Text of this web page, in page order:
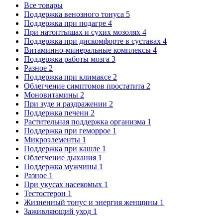
Все товары
Поддержка венозного тонуса 5
Поддержка при подагре 4
При натоптышах и сухих мозолях 4
Поддержка при дискомфорте в суставах 4
Витаминно-минеральные комплексы 4
Поддержка работы мозга 3
Разное 2
Поддержка при климаксе 2
Облегчение симптомов простатита 2
Моновитамины 2
При зуде и раздражении 2
Поддержка печени 2
Растительная поддержка организма 1
Поддержка при геморрое 1
Микроэлементы 1
Поддержка при кашле 1
Облегчение дыхания 1
Поддержка мужчины 1
Разное 1
При укусах насекомых 1
Тестостерон 1
Жизненный тонус и энергия женщины 1
Заживляющий уход 1